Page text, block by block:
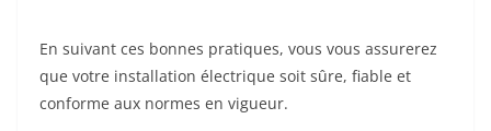
En suivant ces bonnes pratiques, vous vous assurerez
que votre installation électrique soit sûre, fiable et
conforme aux normes en vigueur.